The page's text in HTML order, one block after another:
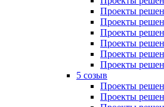
Проекты
Проекты
Проекты
Проекты
Проекты
Проекты
5 созыв
Проекты
Проекты